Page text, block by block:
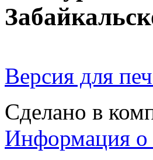
Версия для
Сделано в
Информация о